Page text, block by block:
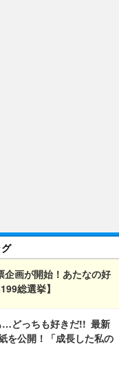
企画が開始！あたなの好
総選挙】
…どっちも好きだ!! 最新
を公開！「成長した私の